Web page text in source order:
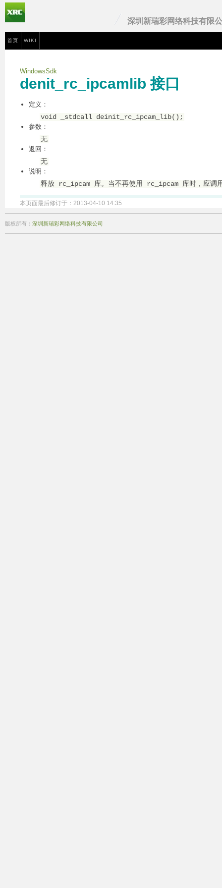
深圳新瑞彩网络科技有限
首页 WIKI
WindowsSdk
denit_rc_ipcamlib 接口
定义：
void _stdcall deinit_rc_ipcam_lib();
参数：
无
返回：
无
说明：
释放 rc_ipcam 库。当不再使用 rc_ipcam 库时，应调
本页面最后修订于：2013-04-10 14:35
版权所有： 深圳新瑞彩网络科技有限公司